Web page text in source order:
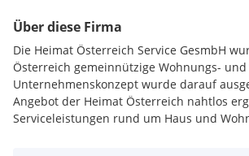
Über diese Firma
Die Heimat Österreich Service GesmbH
Österreich gemeinnützige Wohnungs-
Unternehmenskonzept wurde darauf
Angebot der Heimat Österreich nahtlos
Serviceleistungen rund um Haus und